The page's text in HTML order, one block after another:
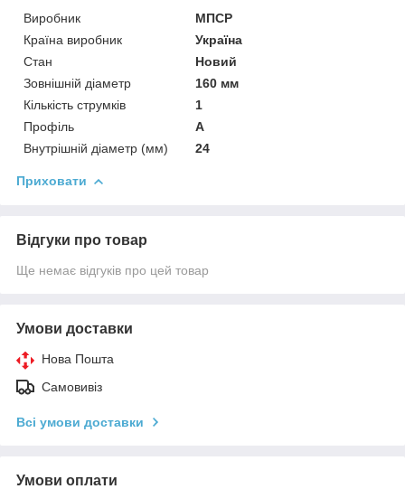
Виробник
МПСР
Країна виробник
Україна
Стан
Новий
Зовнішній діаметр
160 мм
Кількість струмків
1
Профіль
А
Внутрішній діаметр (мм)
24
Приховати
Відгуки про товар
Ще немає відгуків про цей товар
Умови доставки
Нова Пошта
Самовивіз
Всі умови доставки
Умови оплати